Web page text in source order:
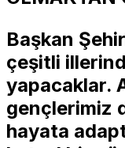
Başkan
çeşitli
yapacaklar.
gençlerimiz
hayata